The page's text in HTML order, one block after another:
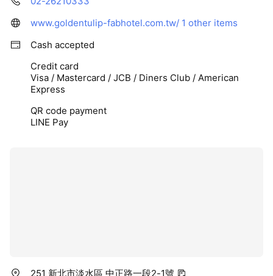
www.goldentulip-fabhotel.com.tw/ 1 other items
Cash accepted
Credit card
Visa / Mastercard / JCB / Diners Club / American
Express
QR code payment
LINE Pay
251 新北市淡水區 中正路一段2-1號